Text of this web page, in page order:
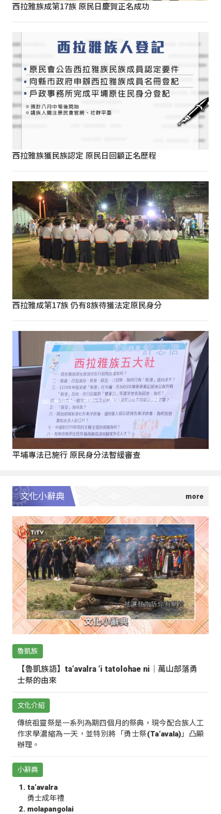
西拉雅族成第17族 原民日慶賀正名成功
西拉雅族獲民族認定 原民日回顧正名歷程
西拉雅成第17族 仍有8族待獲法定原民身分
平埔專法已施行 原民身分法暫緩審查
文化小辭典
魯凱族
【魯凱族語】ta‘avalra ‘i tatolohae ni｜萬山部落勇
士祭的由來
文化介紹
傳統祖靈祭是一系列為期四個月的祭典，現今配合族人工
作求學濃縮為一天，並特別將「勇士祭(Ta‘avala)」凸顯
辦理。
小辭典
ta‘avalra
勇士成年禮
molapangolai